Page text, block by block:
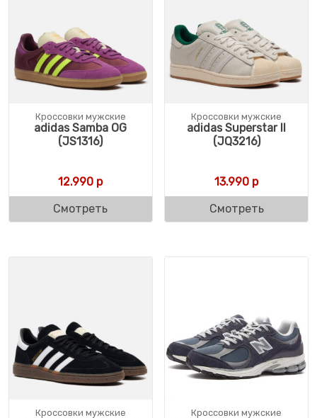
Кроссовки мужские
adidas Samba OG
(JS1316)
12.990 р
Смотреть
Кроссовки мужские
adidas Superstar II
(JQ3216)
13.990 р
Смотреть
Кроссовки мужские Кроссовки мужские